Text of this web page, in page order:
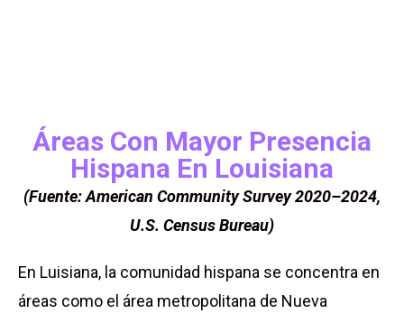
Áreas Con Mayor Presencia
Hispana En Louisiana
(Fuente: American Community Survey 2020–2024,
U.S. Census Bureau)
En Luisiana, la comunidad hispana se concentra en
áreas como el área metropolitana de Nueva